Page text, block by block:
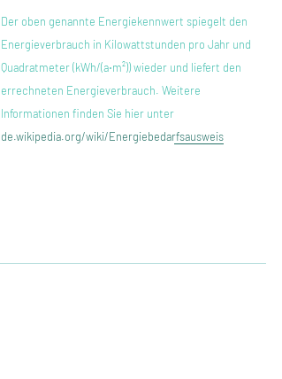
Der oben genannte Energiekennwert spiegelt den
Energieverbrauch in Kilowattstunden pro Jahr und
Quadratmeter (kWh/(a⋅m²)) wieder und liefert den
errechneten Energieverbrauch. Weitere
Informationen finden Sie hier unter
de.wikipedia.org/wiki/Energiebedarfsausweis